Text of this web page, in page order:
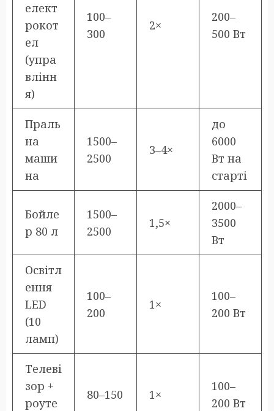
елект
рокот
ел
(упра
влінн
я)
100–
300
2×
200–
500 Вт
Праль
на
маши
на
1500–
2500
3–4×
до
6000
Вт на
старті
Бойле
р 80 л
1500–
2500
1,5×
2000–
3500
Вт
Освітл
ення
LED
(10
ламп)
100–
200
1×
100–
200 Вт
Телеві
зор +
роуте
80–150 1×
100–
200 Вт